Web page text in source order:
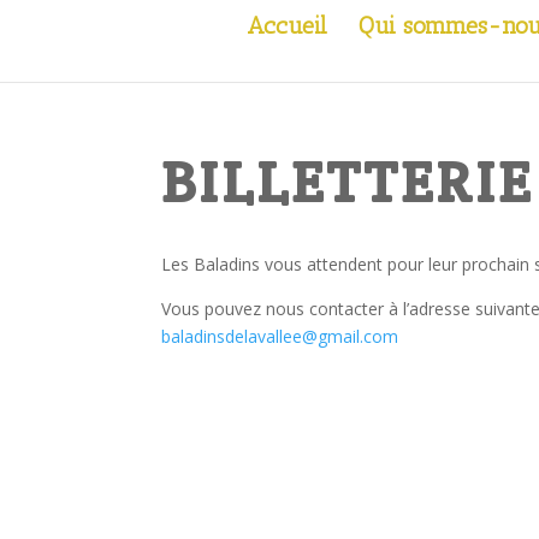
Accueil Qui sommes-
BILLETTERIE
Les Baladins vous attendent pour leur prochain
Vous pouvez nous contacter à l’adresse
baladinsdelavallee@gmail.com